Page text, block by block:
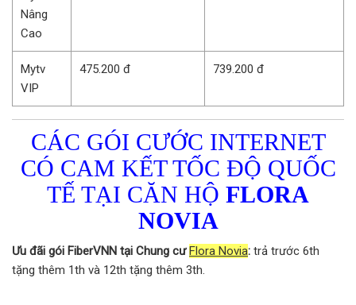
Nâng
Cao
Mytv
VIP
475.200 đ 739.200 đ
CÁC GÓI CƯỚC INTERNET
CÓ CAM KẾT TỐC ĐỘ QUỐC
TẾ TẠI CĂN HỘ FLORA
NOVIA
Ưu đãi gói FiberVNN tại Chung cư Flora Novia: trả trước 6th
tặng thêm 1th và 12th tặng thêm 3th.